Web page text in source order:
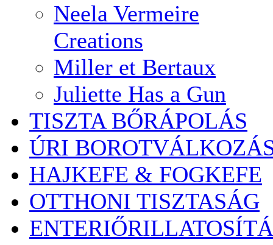
Neela Vermeire
Creations
Miller et Bertaux
Juliette Has a Gun
TISZTA BŐRÁPOLÁS
ÚRI
HAJKEFE & FOGKEFE
OTTHONI TISZTASÁG